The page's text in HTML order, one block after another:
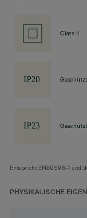
Class II
Entspricht EN60598-1 und
PHYSIKALISCHE